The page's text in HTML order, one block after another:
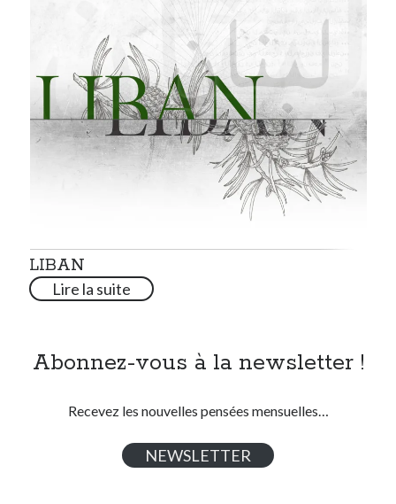
LIBAN
Lire la suite
Abonnez-vous à la newsletter !
Recevez les nouvelles pensées mensuelles…
NEWSLETTER